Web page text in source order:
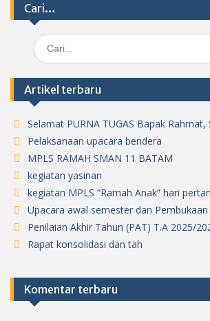
Cari…
Search
for:
Artikel terbaru
Selamat PURNA TUGAS Bapak Rahmat,
Pelaksanaan upacara bendera
MPLS RAMAH SMAN 11 BATAM
kegiatan yasinan
kegiatan MPLS “Ramah Anak” hari
Upacara awal semester dan
Penilaian Akhir Tahun (PAT) T.A 2025/
Rapat konsolidasi dan tah
Komentar terbaru